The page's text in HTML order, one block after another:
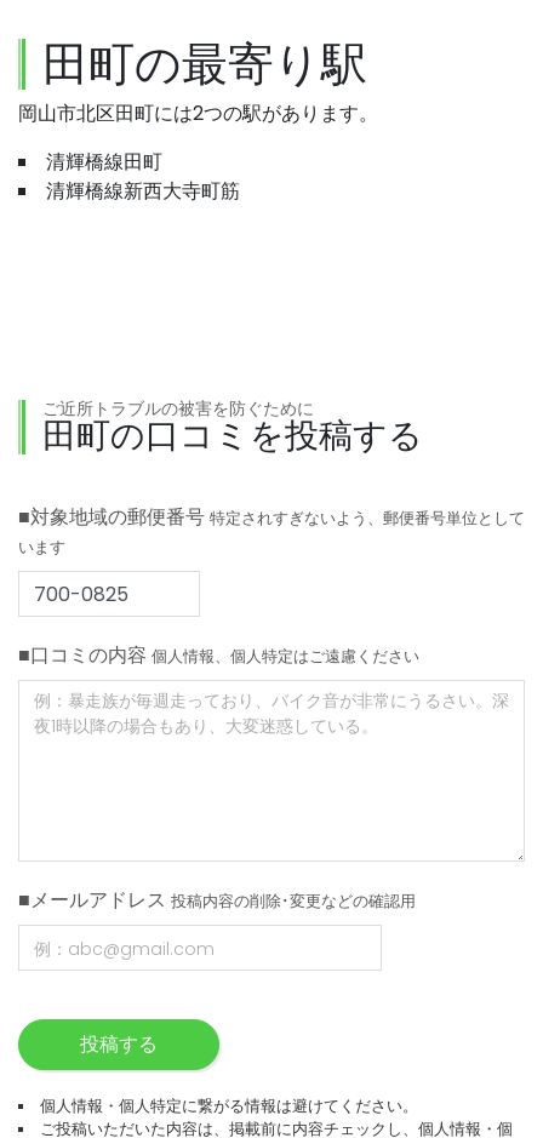
田町の最寄り駅
岡山市北区田町には2つの駅があります。
清輝橋線田町
清輝橋線新西大寺町筋
ご近所トラブルの被害を防ぐために
田町の口コミを投稿する
■対象地域の郵便番号 特定されすぎないよう、郵便番号単位として
います
■口コミの内容 個人情報、個人特定はご遠慮ください
■メールアドレス 投稿内容の削除･変更などの確認用
投稿する
個人情報・個人特定に繋がる情報は避けてください。
ご投稿いただいた内容は、掲載前に内容チェックし、個人情報・個